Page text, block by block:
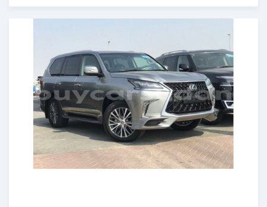
Publié il y a presque 6 ans